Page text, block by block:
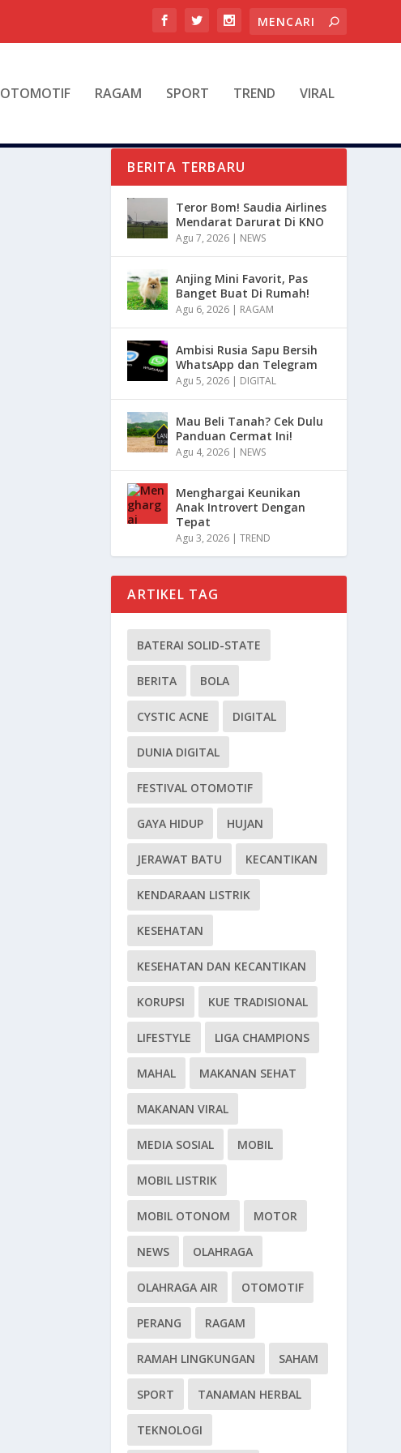
OTOMOTIF RAGAM SPORT TREND VIRAL
BERITA TERBARU
Teror Bom! Saudia Airlines
Mendarat Darurat Di KNO
Agu 7, 2026 | NEWS
Anjing Mini Favorit, Pas
Banget Buat Di Rumah!
Agu 6, 2026 | RAGAM
Ambisi Rusia Sapu Bersih
WhatsApp dan Telegram
Agu 5, 2026 | DIGITAL
Mau Beli Tanah? Cek Dulu
Panduan Cermat Ini!
Agu 4, 2026 | NEWS
Menghargai Keunikan
Anak Introvert Dengan
Tepat
Agu 3, 2026 |TREND
ARTIKEL TAG
BATERAI SOLID-STATE
BERITA BOLA
CYSTIC ACNE DIGITAL
DUNIA DIGITAL
FESTIVAL OTOMOTIF
GAYA HIDUP HUJAN
JERAWAT BATU KECANTIKAN
KENDARAAN LISTRIK
KESEHATAN
KESEHATAN DAN KECANTIKAN
KORUPSI KUE TRADISIONAL
LIFESTYLE LIGA CHAMPIONS
MAHAL MAKANAN SEHAT
MAKANAN VIRAL
MEDIA SOSIAL MOBIL
MOBIL LISTRIK
MOBIL OTONOM MOTOR
NEWS OLAHRAGA
OLAHRAGA AIR OTOMOTIF
PERANG RAGAM
RAMAH LINGKUNGAN SAHAM
SPORT TANAMAN HERBAL
TEKNOLOGI